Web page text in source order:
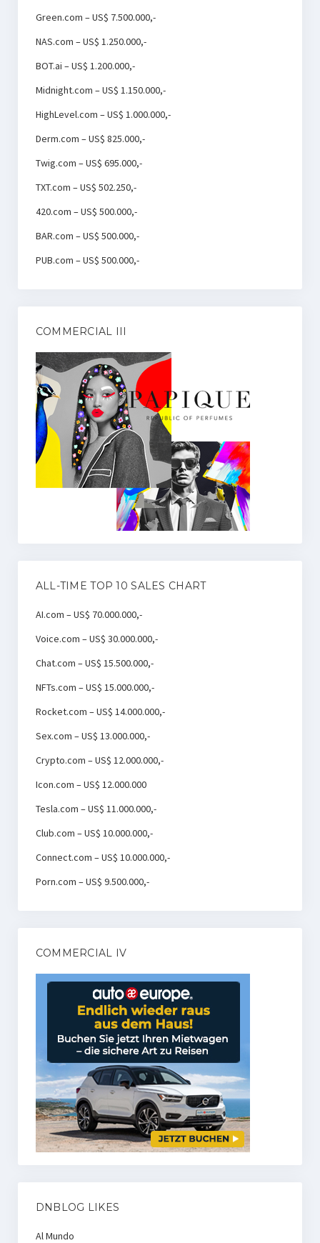
Green.com – US$ 7.500.000,-
NAS.com – US$ 1.250.000,-
BOT.ai – US$ 1.200.000,-
Midnight.com – US$ 1.150.000,-
HighLevel.com – US$ 1.000.000,-
Derm.com – US$ 825.000,-
Twig.com – US$ 695.000,-
TXT.com – US$ 502.250,-
420.com – US$ 500.000,-
BAR.com – US$ 500.000,-
PUB.com – US$ 500.000,-
COMMERCIAL III
ALL-TIME TOP 10 SALES CHART
AI.com – US$ 70.000.000,-
Voice.com – US$ 30.000.000,-
Chat.com – US$ 15.500.000,-
NFTs.com – US$ 15.000.000,-
Rocket.com – US$ 14.000.000,-
Sex.com – US$ 13.000.000,-
Crypto.com – US$ 12.000.000,-
Icon.com – US$ 12.000.000
Tesla.com – US$ 11.000.000,-
Club.com – US$ 10.000.000,-
Connect.com – US$ 10.000.000,-
Porn.com – US$ 9.500.000,-
COMMERCIAL IV
DNBLOG LIKES
Al Mundo